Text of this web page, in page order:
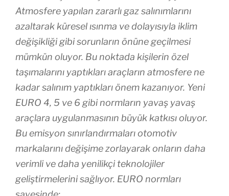
Atmosfere yapılan zararlı gaz salınımlarını
azaltarak küresel ısınma ve dolayısıyla iklim
değişikliği gibi sorunların önüne geçilmesi
mümkün oluyor. Bu noktada kişilerin özel
taşımalarını yaptıkları araçların atmosfere ne
kadar salınım yaptıkları önem kazanıyor. Yeni
EURO 4, 5 ve 6 gibi normların yavaş yavaş
araçlara uygulanmasının büyük katkısı oluyor.
Bu emisyon sınırlandırmaları otomotiv
markalarını değişime zorlayarak onların daha
verimli ve daha yenilikçi teknolojiler
geliştirmelerini sağlıyor. EURO normları